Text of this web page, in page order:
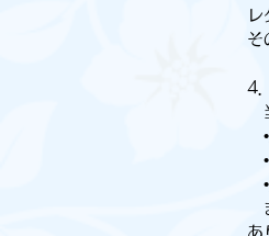
そ
4
•
•
•
あ